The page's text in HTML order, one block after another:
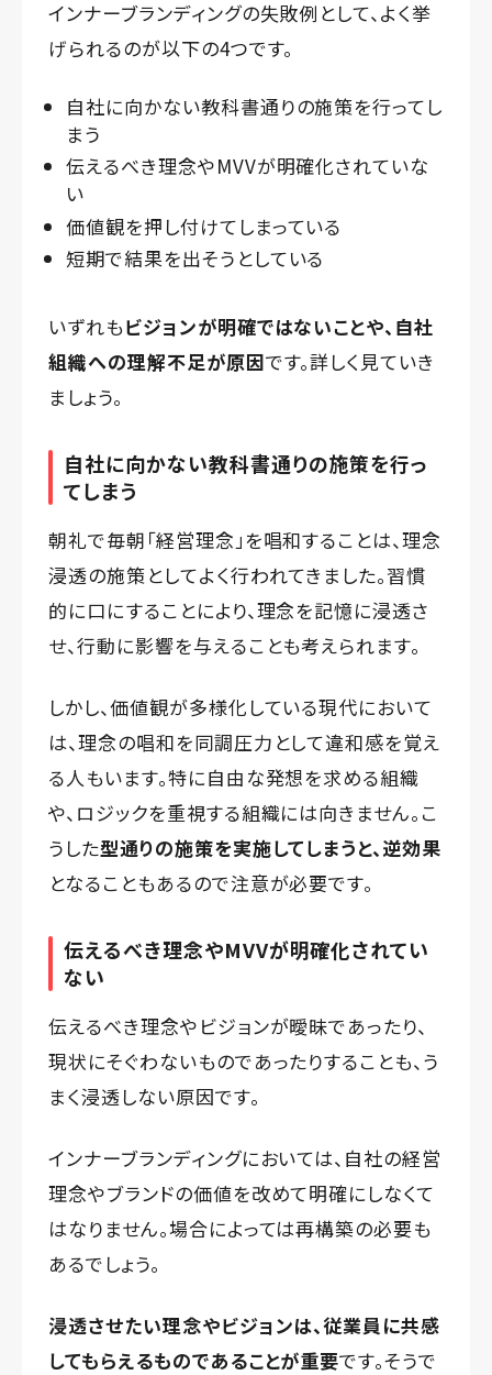
インナーブランディングの失敗例として、よく挙
げられるのが以下の4つです。
自社に向かない教科書通りの施策を行ってし
まう
伝えるべき理念やMVVが明確化されていな
い
価値観を押し付けてしまっている
短期で結果を出そうとしている
いずれもビジョンが明確ではないことや、自社
組織への理解不足が原因です。詳しく見ていき
ましょう。
自社に向かない教科書通りの施策を行っ
てしまう
朝礼で毎朝「経営理念」を唱和することは、理念
浸透の施策としてよく行われてきました。習慣
的に口にすることにより、理念を記憶に浸透さ
せ、行動に影響を与えることも考えられます。
しかし、価値観が多様化している現代において
は、理念の唱和を同調圧力として違和感を覚え
る人もいます。特に自由な発想を求める組織
や、ロジックを重視する組織には向きません。こ
うした型通りの施策を実施してしまうと、逆効果
となることもあるので注意が必要です。
伝えるべき理念やMVVが明確化されてい
ない
伝えるべき理念やビジョンが曖昧であったり、
現状にそぐわないものであったりすることも、う
まく浸透しない原因です。
インナーブランディングにおいては、自社の経営
理念やブランドの価値を改めて明確にしなくて
はなりません。場合によっては再構築の必要も
あるでしょう。
浸透させたい理念やビジョンは、従業員に共感
してもらえるものであることが重要です。そうで